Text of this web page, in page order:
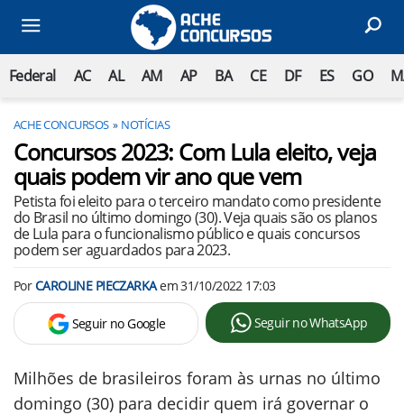
Federal AC AL AM AP BA CE DF ES GO
ACHE CONCURSOS NOTÍCIAS
Concursos 2023: Com Lula eleito, veja
quais podem vir ano que vem
Petista foi eleito para o terceiro mandato como presidente
do Brasil no último domingo (30). Veja quais são os planos
de Lula para o funcionalismo público e quais concursos
podem ser aguardados para 2023.
PorCAROLINE PIECZARKAem31/10/2022 17:03
Seguir no Google Seguir no WhatsApp
Milhões de brasileiros foram às urnas no último
domingo (30) para decidir quem irá governar o